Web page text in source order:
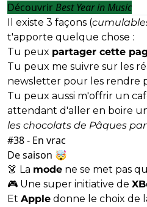
DécouvrirBest Year in Music
Il existe 3 façons (
t'apporte quelque chose :
Tu peux partager cette
Tu peux me suivre sur les
newsletter pour les rendre
Tu peux aussi m'offrir un
attendant d'aller en boire
les chocolats de Pâques
#38 - En vrac
De saison 🤯
👗 La mode ne se met pas
🎮 Une super initiative de
Et Apple donne le choix de